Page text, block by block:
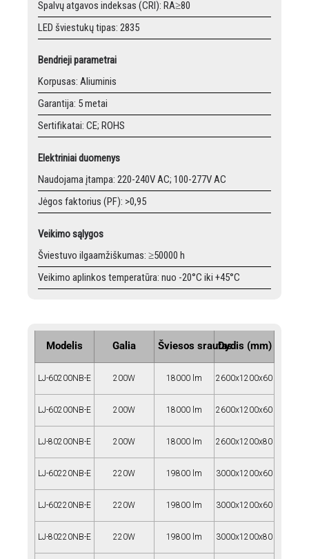
Spalvų atgavos indeksas (CRI): RA≥80
LED šviestukų tipas: 2835
Bendrieji parametrai
Korpusas: Aliuminis
Garantija: 5 metai
Sertifikatai: CE; ROHS
Elektriniai duomenys
Naudojama įtampa: 220-240V AC; 100-277V AC
Jėgos faktorius (PF): >0,95
Veikimo sąlygos
Šviestuvo ilgaamžiškumas: ≥50000 h
Veikimo aplinkos temperatūra: nuo -20°C iki +45°C
Modelis Galia Šviesos srautasDydis (mm)
LJ-60200NB-E 200W 18000 lm 2600x1200x60
LJ-60200NB-E 200W 18000 lm 2600x1200x60
LJ-80200NB-E 200W 18000 lm 2600x1200x80
LJ-60220NB-E 220W 19800 lm 3000x1200x60
LJ-60220NB-E 220W 19800 lm 3000x1200x60
LJ-80220NB-E 220W 19800 lm 3000x1200x80